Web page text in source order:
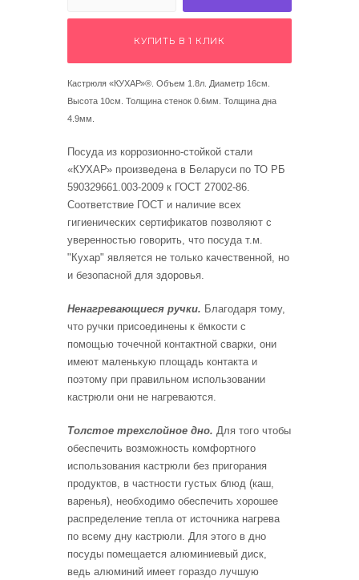
КУПИТЬ В 1 КЛИК
Кастрюля «КУХАР»®. Объем 1.8л. Диаметр 16см.
Высота 10см. Толщина стенок 0.6мм. Толщина дна
4.9мм.
Посуда из коррозионно-стойкой стали
«КУХАР» произведена в Беларуси по ТО РБ
590329661.003-2009 к ГОСТ 27002-86.
Соответствие ГОСТ и наличие всех
гигиенических сертификатов позволяют с
уверенностью говорить, что посуда т.м.
"Кухар" является не только качественной, но
и безопасной для здоровья.
Ненагревающиеся ручки. Благодаря тому,
что ручки присоединены к ёмкости с
помощью точечной контактной сварки, они
имеют маленькую площадь контакта и
поэтому при правильном использовании
кастрюли они не нагреваются.
Толстое трехслойное дно. Для того чтобы
обеспечить возможность комфортного
использования кастрюли без пригорания
продуктов, в частности густых блюд (каш,
варенья), необходимо обеспечить хорошее
распределение тепла от источника нагрева
по всему дну кастрюли. Для этого в дно
посуды помещается алюминиевый диск,
ведь алюминий имеет гораздо лучшую